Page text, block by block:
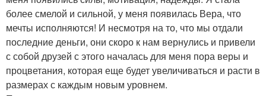
более смелой и сильной, у меня появилась Вера, что
мечты исполняются! И несмотря на то, что мы отдали
последние деньги, они скоро к нам вернулись и привели
с собой друзей с этого началась для меня пора веры и
процветания, которая еще будет увеличиваться и расти в
размерах с каждым новым уровнем.